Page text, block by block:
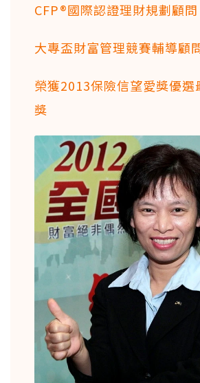
CFP®國際認證理財規劃顧問
大專盃財富管理競賽輔導顧
榮獲2013保險信望愛獎優選
獎